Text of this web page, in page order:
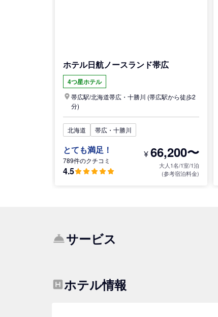
ホテル日航ノースランド帯広
4つ星ホテル
帯広駅/北海道帯広・十勝川 (帯広駅から徒歩2
分)
北海道 帯広・十勝川
とても満足！
789件のクチコミ
4.5
¥66,200〜
大人1名/1室/1泊
(参考宿泊料金)
サービス
ホテル情報